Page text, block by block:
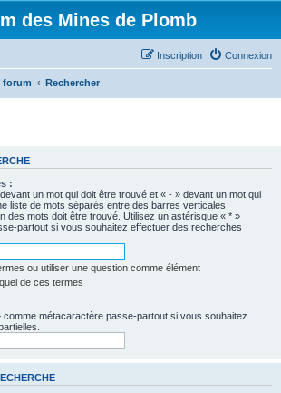
des Mines de Plomb
Connexion
Inscription
forum Rechercher
:
un mot qui doit être trouvé et « - » devant un mot qui
liste de mots séparés entre des barres verticales
des mots doit être trouvé. Utilisez un astérisque « * »
partout si vous souhaitez effectuer des recherches
ou utiliser une question comme élément
de ces termes
comme métacaractère passe-partout si vous souhaitez